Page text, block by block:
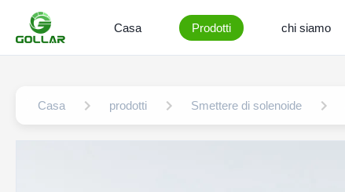
Casa Prodotti chi siamo
Casa prodotti Smettere di solenoide